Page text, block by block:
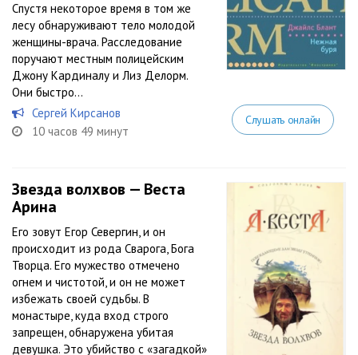
Спустя некоторое время в том же
лесу обнаруживают тело молодой
женщины-врача. Расследование
поручают местным полицейским
Джону Кардиналу и Лиз Делорм.
Они быстро...
Сергей Кирсанов
10 часов 49 минут
Слушать онлайн
Звезда волхвов — Веста
Арина
Его зовут Егор Севергин, и он
происходит из рода Сварога, Бога
Творца. Его мужество отмечено
огнем и чистотой, и он не может
избежать своей судьбы. В
монастыре, куда вход строго
запрещен, обнаружена убитая
девушка. Это убийство с «загадкой»